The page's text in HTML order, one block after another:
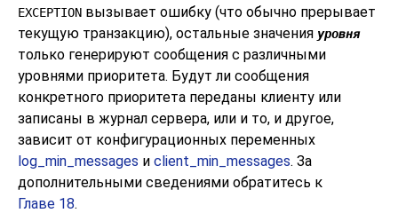
EXCEPTION вызывает ошибку (что обычно прерывает
текущую транзакцию), остальные значения уровня
только генерируют сообщения с различными
уровнями приоритета. Будут ли сообщения
конкретного приоритета переданы клиенту или
записаны в журнал сервера, или и то, и другое,
зависит от конфигурационных переменных
log_min_messages и client_min_messages. За
дополнительными сведениями обратитесь к
Главе 18.